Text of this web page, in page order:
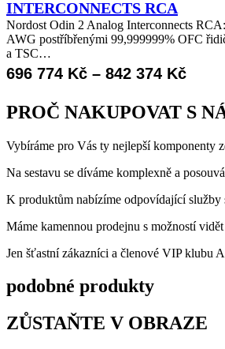
až
296
374
INTERCONNECTS RCA
Nordost Odin 2 Analog Interconnects
AWG postříbřenými 99,999999% OFC
a TSC…
696 774 Kč – 842 374 Kč
696
774
až
842
374
PROČ NAKUPOVAT S
Vybíráme pro Vás ty nejlepší komponenty
Na sestavu se díváme komplexně a
K produktům nabízíme odpovídající služby
Máme kamennou prodejnu s možností
Jen šťastní zákazníci a členové VIP klubu
podobné produkty
ZŮSTAŇTE V OBRAZE